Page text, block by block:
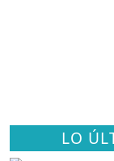
LO